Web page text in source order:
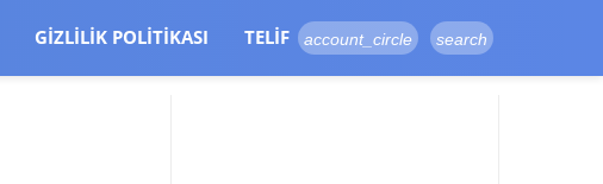
GIZLILIK POLITIKASI TELIF account_circle search